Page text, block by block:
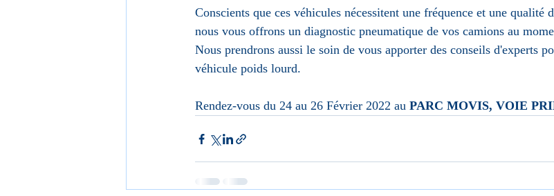
Conscients que ces véhicules nécessitent une fréquence et une qualité
nous vous offrons un diagnostic pneumatique de vos camions au
Nous prendrons aussi le soin de vous apporter des conseils d'experts
véhicule poids lourd.
Rendez-vous du 24 au 26 Février 2022 au PARC MOVIS, VOIE